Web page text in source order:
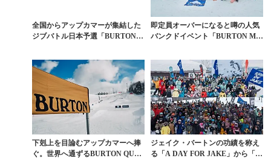
全国からアップカマーが集結した
ジブバトル日本予選「BURTON Q
即定員オーバーになると噂の人気
バンクドイベント「BURTON MY
下剋上を目論むアップカマーへ捧
ぐ。世界へ通ずるBURTON QUAL
ジェイク・バートンの功績を称え
る「A DAY FOR JAKE」から「B